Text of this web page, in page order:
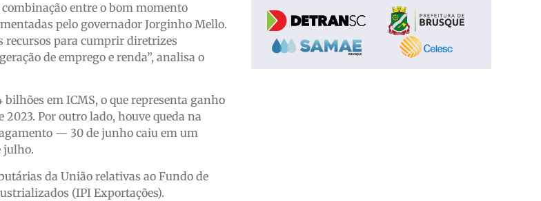
entre o bom momento
pelo governador Jorginho Mello.
recursos para cumprir diretrizes
de emprego e renda”, analisa o
em ICMS, o que representa ganho
Por outro lado, houve queda na
— 30 de junho caiu em um
julho.
da União relativas ao Fundo de
(IPI Exportações).